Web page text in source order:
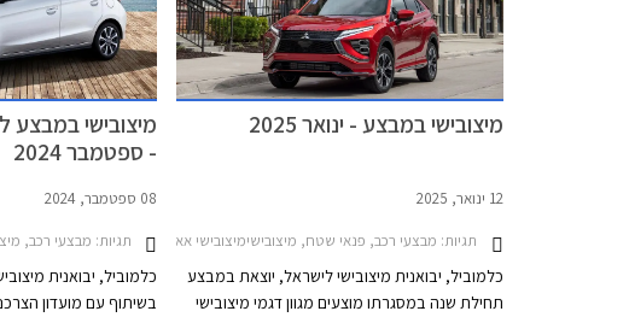
מיצובישי במבצע - ינואר 2025
12 ינואר, 2025
תגיות: מבצעי רכב, פנאי שטח, מיצובישימיצובישי אאוטלנדר 2021-2025
כלמוביל, יבואנית מיצובישי לישראל, יוצאת במבצע
תחילת שנה במסגרתו מוצעים מגוון דגמי מיצובישי
מיצובישי במבצע
- ספטמבר 2024
08 ספטמבר, 2024
תגיות: מבצעי רכב, מיצובישי,
כלמוביל, יבואנית
בשיתוף עם מועדון